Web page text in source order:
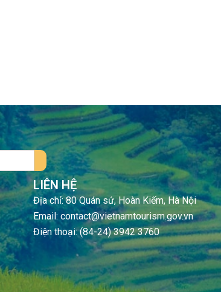
LIÊN HỆ
Địa chỉ: 80 Quán sứ, Hoàn Kiếm, Hà Nội
Email: contact@vietnamtourism.gov.vn
Điện thoại: (84-24) 3942 3760